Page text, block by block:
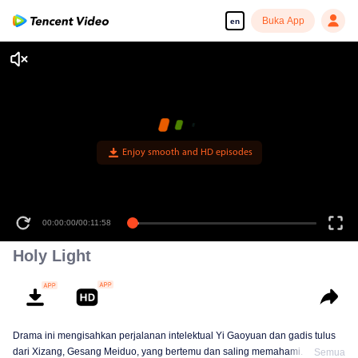
en Buka App
Enjoy smooth and HD episodes
00:00:00/00:11:58
Holy Light
Drama ini mengisahkan perjalanan intelektual Yi Gaoyuan dan gadis tulus
dari Xizang, Gesang Meiduo, yang bertemu dan saling memahami. IkatanSemua